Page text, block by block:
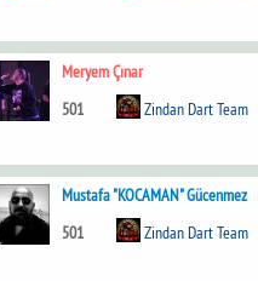
Meryem Çınar
501
Zindan Dart Team
Mustafa "KOCAMAN" Gücenmez
501
Zindan Dart Team